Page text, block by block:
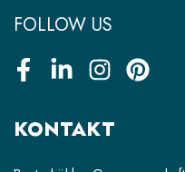
FOLLOW US
FacebookLinkedInInstagramPinterest
KONTAKT